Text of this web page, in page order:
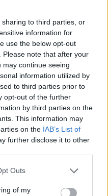
to third parties, or
information for
use the below opt-out
note that after your
continue seeing
information utilized by
to third parties prior to
opt-out of the further
by third parties on the
This information may
on the IAB’s List of
further disclose it to other
uses one or more Google
You may click to
Outs
of my